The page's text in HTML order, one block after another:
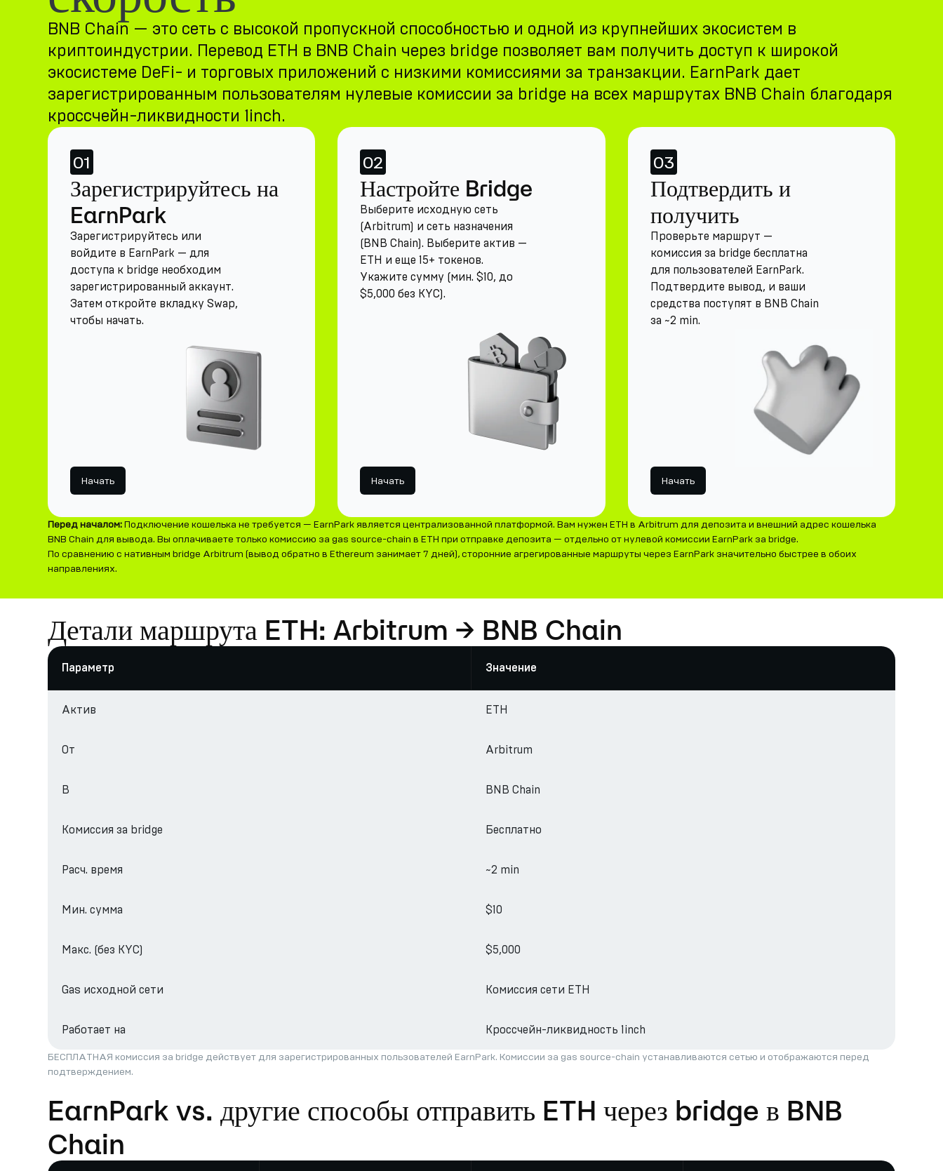
BNB Chain — это сеть с высокой пропускной способностью и одной из крупнейших экосистем в
криптоиндустрии. Перевод ETH в BNB Chain через bridge позволяет вам получить доступ к широкой
экосистеме DeFi- и торговых приложений с низкими комиссиями за транзакции. EarnPark дает
зарегистрированным пользователям нулевые комиссии за bridge на всех маршрутах BNB Chain благодаря
кроссчейн-ликвидности 1inch.
01
Зарегистрируйтесь на
EarnPark
Зарегистрируйтесь или
войдите в EarnPark — для
доступа к bridge необходим
зарегистрированный аккаунт.
Затем откройте вкладку Swap,
чтобы начать.
Начать
02
Настройте Bridge
Выберите исходную сеть
(Arbitrum) и сеть назначения
(BNB Chain). Выберите актив —
ETH и еще 15+ токенов.
Укажите сумму (мин. $10, до
$5,000 без KYC).
Начать
03
Подтвердить и
получить
Проверьте маршрут —
комиссия за bridge бесплатна
для пользователей EarnPark.
Подтвердите вывод, и ваши
средства поступят в BNB Chain
за ~2 min.
Начать
Перед началом:Подключение кошелька не требуется — EarnPark является централизованной платформой. Вам нужен ETH в Arbitrum для депозита и внешний адрес кошелька
BNB Chain для вывода. Вы оплачиваете только комиссию за gas source-chain в ETH при отправке депозита — отдельно от нулевой комиссии EarnPark за bridge.
По сравнению с нативным bridge Arbitrum (вывод обратно в Ethereum занимает 7 дней), сторонние агрегированные маршруты через EarnPark значительно быстрее в обоих
направлениях.
Детали маршрута ETH: Arbitrum → BNB Chain
Параметр Значение
Актив ETH
От Arbitrum
В BNB Chain
Комиссия за bridge Бесплатно
Расч. время ~2 min
Мин. сумма $10
Макс. (без KYC) $5,000
Gas исходной сети Комиссия сети ETH
Работает на Кроссчейн-ликвидность 1inch
БЕСПЛАТНАЯ комиссия за bridge действует для зарегистрированных пользователей EarnPark. Комиссии за gas source-chain устанавливаются сетью и отображаются перед
подтверждением.
EarnPark vs. другие способы отправить ETH через bridge в BNB
Chain